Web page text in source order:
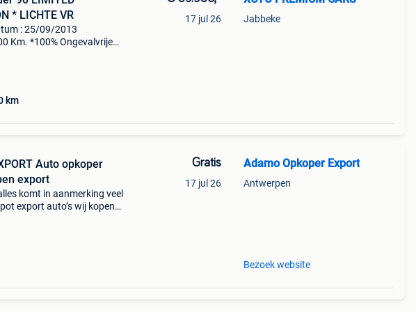
* LICHTE VR
: 25/09/2013
Km. *100% Ongevalvrije
km
17 jul 26 Jabbeke
Auto opkoper
export
komt in aanmerking veel
export auto’s wij kopen
Gratis
17 jul 26
Adamo Opkoper Export
Antwerpen
Bezoek website